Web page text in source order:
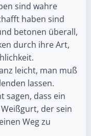
sind wahre
haben sind
betonen überall,
durch ihre Art,
leicht, man muß
lassen.
sagen, dass ein
der sein
Weg zu